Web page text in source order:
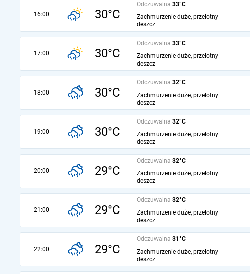
16:00 30°C
Odczuwalna 33°C
Zachmurzenie duże, przelotny
deszcz
17:00 30°C
Odczuwalna 33°C
Zachmurzenie duże, przelotny
deszcz
18:00 30°C
Odczuwalna 32°C
Zachmurzenie duże, przelotny
deszcz
19:00 30°C
Odczuwalna 32°C
Zachmurzenie duże, przelotny
deszcz
20:00 29°C
Odczuwalna 32°C
Zachmurzenie duże, przelotny
deszcz
21:00 29°C
Odczuwalna 32°C
Zachmurzenie duże, przelotny
deszcz
22:00 29°C
Odczuwalna 31°C
Zachmurzenie duże, przelotny
deszcz